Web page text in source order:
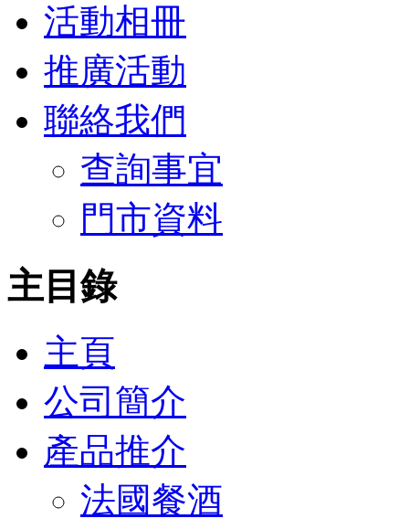
活動相冊
推廣活動
聯絡我們
查詢事宜
門市資料
主目錄
主頁
公司簡介
產品推介
法國餐酒